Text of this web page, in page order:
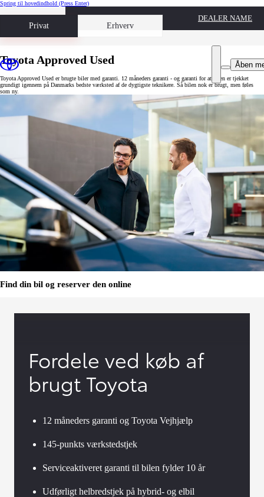
Spring til hovedindhold (Press Enter)
Privat Erhverv
Book prøvetur
DEALER NAME
Åben
Toyota Approved Used
Toyota Approved Used er brugte biler med garanti. 12 måneders garanti - og garanti for at bilen er tjekket
grundigt igennem på Danmarks bedste værksted af de dygtigste teknikere. Så bilen nok er brugt, men føles
som ny.
Find din bil og reserver den online
Fordele ved køb af
brugt Toyota
12 måneders garanti og Toyota Vejhjælp
145-punkts værkstedstjek
Serviceaktiveret garanti til bilen fylder 10 år
Udførligt helbredstjek på hybrid- og elbil